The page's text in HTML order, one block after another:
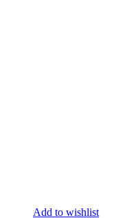
Add to wishlist